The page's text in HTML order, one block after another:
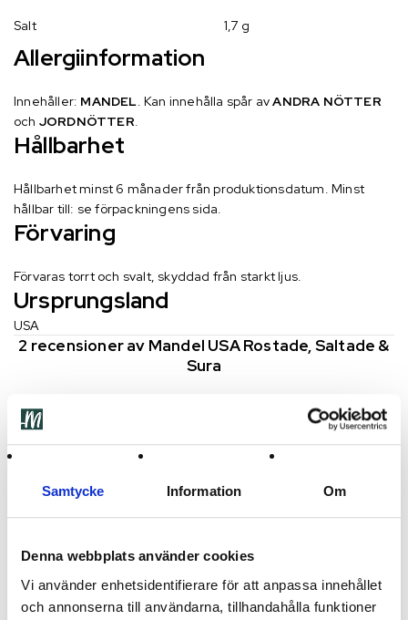
Samtycke Information Om
Denna webbplats använder cookies
Vi använder enhetsidentifierare för att anpassa innehållet
och annonserna till användarna, tillhandahålla funktioner
Salt 1,7 g
Allergiinformation
Innehåller: MANDEL. Kan innehålla spår avANDRA NÖTTER
och JORDNÖTTER.
Hållbarhet
Hållbarhet minst 6 månader från produktionsdatum. Minst
hållbar till: se förpackningens sida.
Förvaring
Förvaras torrt och svalt, skyddad från starkt ljus.
Ursprungsland
USA
2 recensioner av Mandel USA Rostade, Saltade &
Sura
2023-10-11